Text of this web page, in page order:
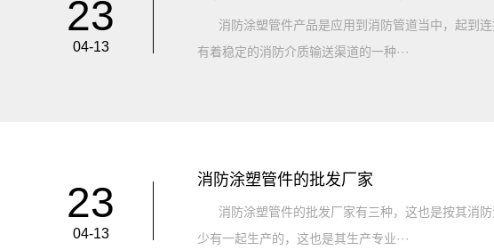
23
04-13
消防涂塑管件产品是应用到消防管道当中，起到连
有着稳定的消防介质输送渠道的一种···
23
04-13
消防涂塑管件的批发厂家
消防涂塑管件的批发厂家有三种，这也是按其消防
少有一起生产的，这也是其生产专业···